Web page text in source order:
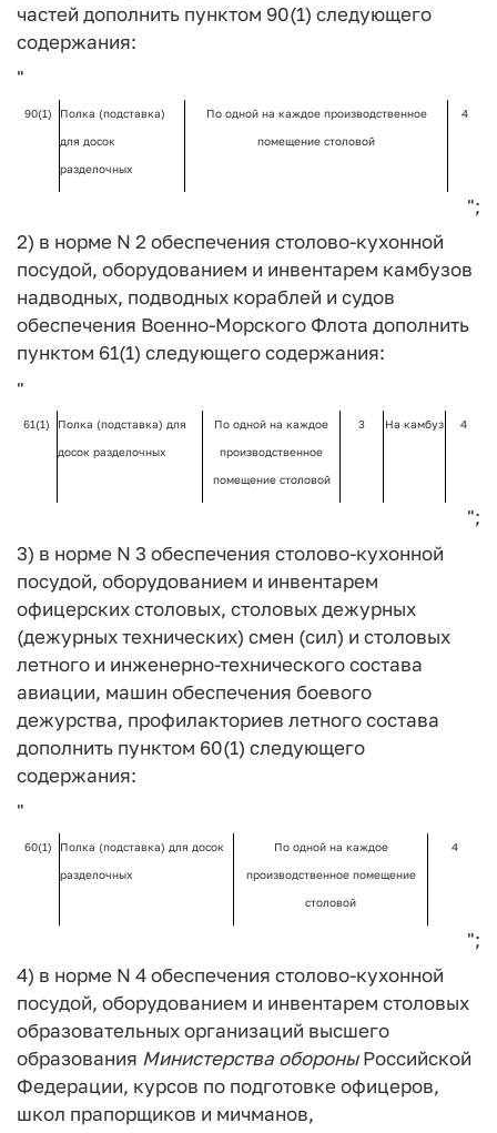
частей дополнить пунктом 90(1) следующего
содержания:
"
90(1) Полка (подставка)
для досок
разделочных
По одной на каждое производственное
помещение столовой
4
";
2) в норме N 2 обеспечения столово-кухонной
посудой, оборудованием и инвентарем камбузов
надводных, подводных кораблей и судов
обеспечения Военно-Морского Флота дополнить
пунктом 61(1) следующего содержания:
"
61(1) Полка (подставка) для
досок разделочных
По одной на каждое
производственное
помещение столовой
3 На камбуз 4
";
3) в норме N 3 обеспечения столово-кухонной
посудой, оборудованием и инвентарем
офицерских столовых, столовых дежурных
(дежурных технических) смен (сил) и столовых
летного и инженерно-технического состава
авиации, машин обеспечения боевого
дежурства, профилакториев летного состава
дополнить пунктом 60(1) следующего
содержания:
"
60(1) Полка (подставка) для досок
разделочных
По одной на каждое
производственное помещение
столовой
4
";
4) в норме N 4 обеспечения столово-кухонной
посудой, оборудованием и инвентарем столовых
образовательных организаций высшего
образования Министерства обороныРоссийской
Федерации, курсов по подготовке офицеров,
школ прапорщиков и мичманов,